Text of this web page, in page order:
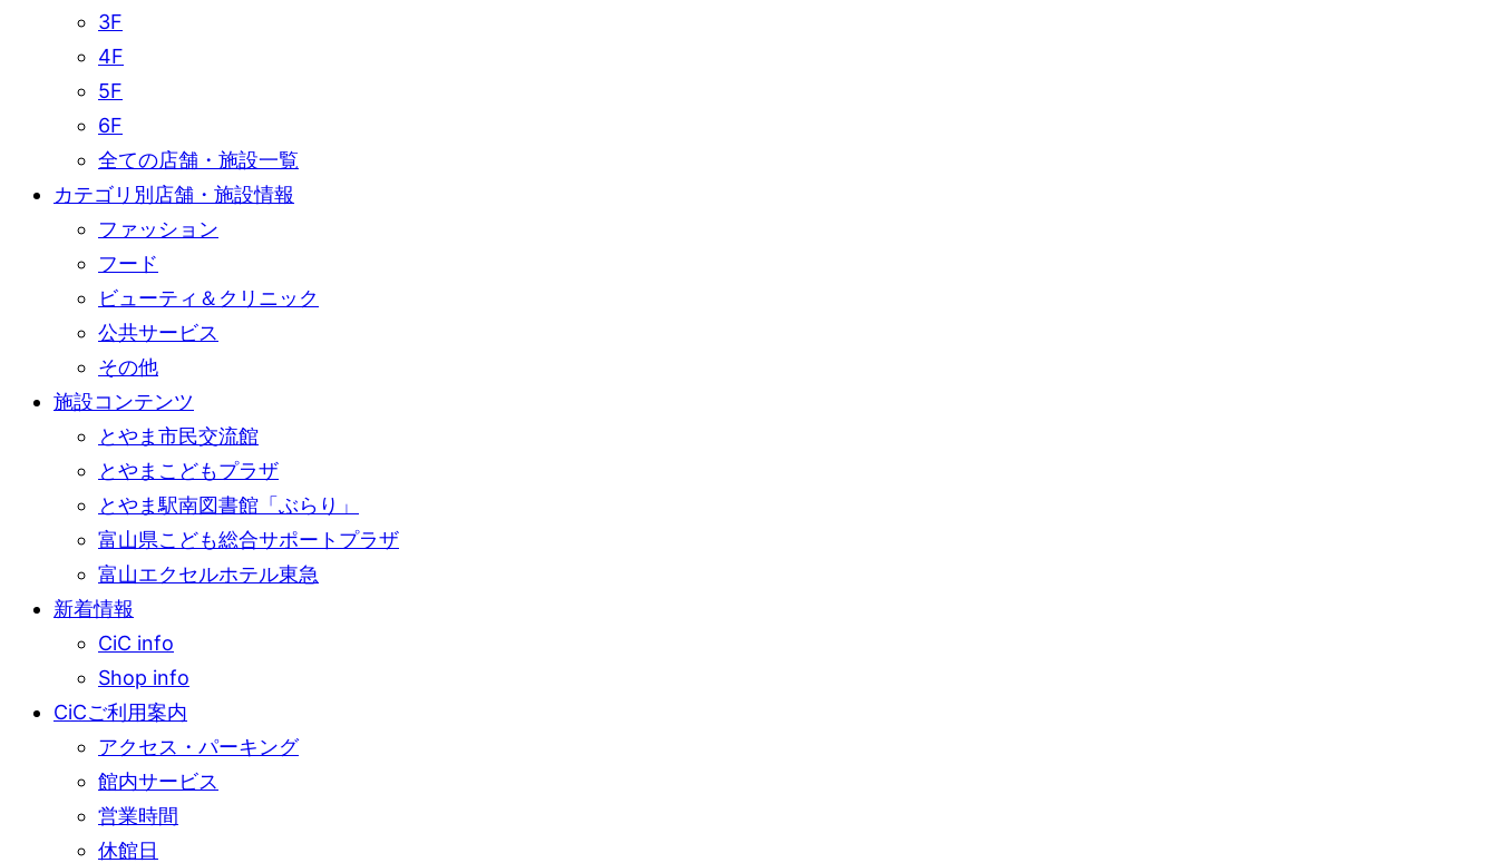
3F
4F
5F
6F
全ての店舗・施設一覧
カテゴリ別店舗・施設情報
ファッション
フード
ビューティ＆クリニック
公共サービス
その他
施設コンテンツ
とやま市民交流館
とやまこどもプラザ
とやま駅南図書館「ぶらり」
富山県こども総合サポートプラザ
富山エクセルホテル東急
新着情報
CiC info
Shop info
CiCご利用案内
アクセス・パーキング
館内サービス
営業時間
休館日